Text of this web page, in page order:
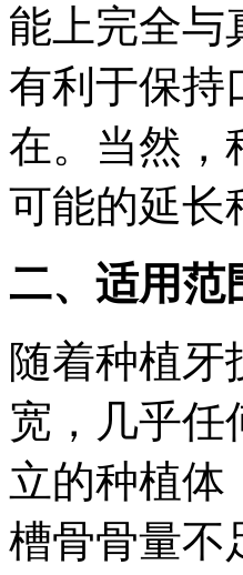
能上完全与
有利于保持
在。当然，
可能的延长
二、适用范
随着种植牙
宽，几乎任
立的种植体
槽骨骨量不